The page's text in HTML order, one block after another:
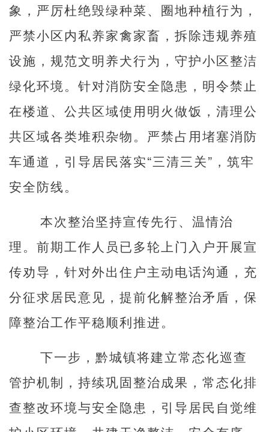
象，严厉杜绝毁绿种菜、圈地种植行为，
严禁小区内私养家禽家畜，拆除违规养殖
设施，规范文明养犬行为，守护小区整洁
绿化环境。针对消防安全隐患，明令禁止
在楼道、公共区域使用明火做饭，清理公
共区域各类堆积杂物。严禁占用堵塞消防
车通道，引导居民落实“三清三关”，筑牢
安全防线。
本次整治坚持宣传先行、温情治
理。前期工作人员已多轮上门入户开展宣
传劝导，针对外出住户主动电话沟通，充
分征求居民意见，提前化解整治矛盾，保
障整治工作平稳顺利推进。
下一步，黔城镇将建立常态化巡查
管护机制，持续巩固整治成果，常态化排
查整改环境与安全隐患，引导居民自觉维